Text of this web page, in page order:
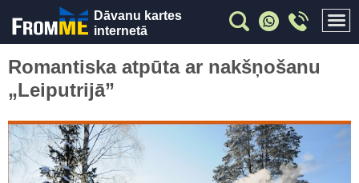
Dāvanu kartes
internetā
Romantiska atpūta ar nakšņošanu
„Leiputrijā”